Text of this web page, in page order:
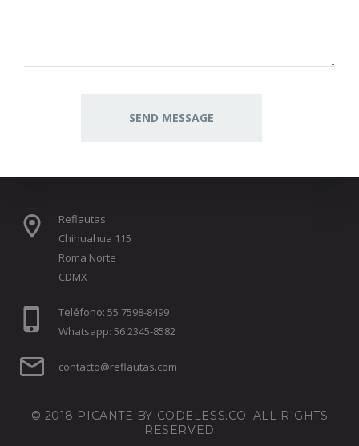
Reflautas
Chihuahua 115
Roma Norte
CDMX
Teléfono: 55 7598-8499
Whatsapp: 56 2345-8582
contacto@reflautas.com
© 2018 PICANTE BY CODELESS.CO. ALL RIGHTS
RESERVED